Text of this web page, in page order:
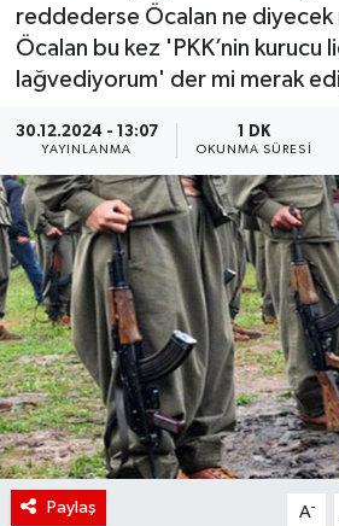
reddederse Öcalan ne
Öcalan bu kez 'PKK’nin kurucu
lağvediyorum' der mi merak
30.12.2024 - 13:07
YAYINLANMA
1 DK
OKUNMA SÜRESI
Paylaş A-